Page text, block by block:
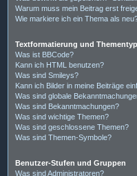
Warum muss mein Beitrag erst
Wie markiere ich ein Thema als
Textformatierung und
Was ist BBCode?
Kann ich HTML benutzen?
Was sind Smileys?
Kann ich Bilder in meine Beiträge
Was sind globale
Was sind Bekanntmachungen?
Was sind wichtige Themen?
Was sind geschlossene Themen?
Was sind Themen-Symbole?
Benutzer-Stufen und Gruppen
Was sind Administratoren?